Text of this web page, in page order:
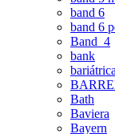
band 6
band 6
Band_4
bank
bariátrica
Bath
Baviera
Bayern